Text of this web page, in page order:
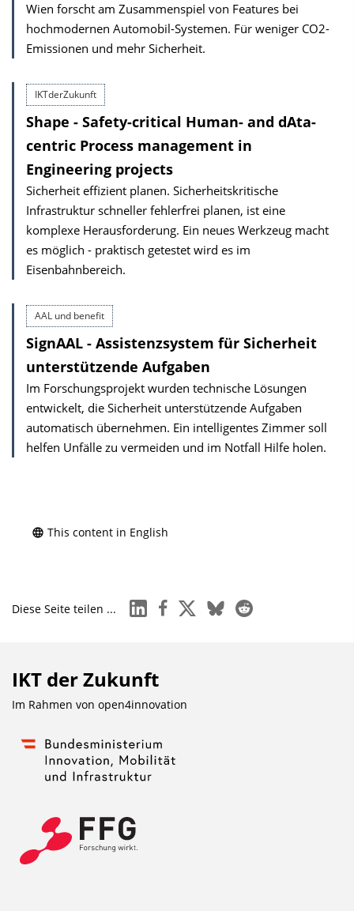
Wien forscht am Zusammenspiel von Features bei
hochmodernen Automobil-Systemen. Für weniger CO2-
Emissionen und mehr Sicherheit.
IKTderZukunft
Shape - Safety-critical Human- and dAta-
centric Process management in
Engineering projects
Sicherheit effizient planen. Sicherheitskritische
Infrastruktur schneller fehlerfrei planen, ist eine
komplexe Herausforderung. Ein neues Werkzeug macht
es möglich - praktisch getestet wird es im
Eisenbahnbereich.
AAL und benefit
SignAAL - Assistenzsystem für Sicherheit
unterstützende Aufgaben
Im Forschungsprojekt wurden technische Lösungen
entwickelt, die Sicherheit unterstützende Aufgaben
automatisch übernehmen. Ein intelligentes Zimmer soll
helfen Unfälle zu vermeiden und im Notfall Hilfe holen.
This content in English
Diese Seite teilen ... linkedinfacebook
x blueskyreddit
IKT der Zukunft
Im Rahmen von open4innovation